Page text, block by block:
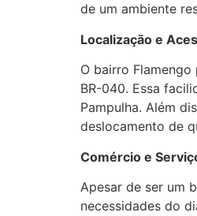
de um ambiente
Localização e
O bairro
BR-040. Essa
Pampulha. Além
deslocamento de
Comércio e
Apesar de ser um
necessidades do